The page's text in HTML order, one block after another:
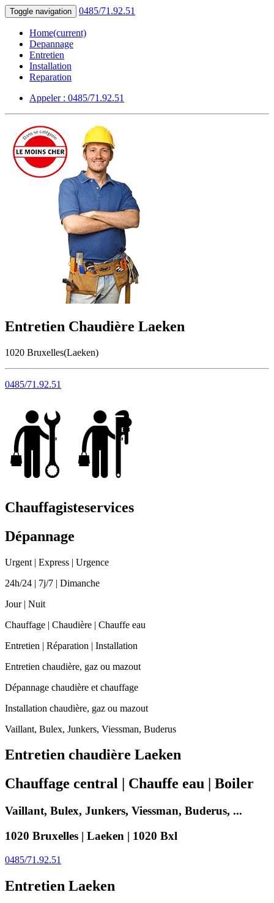
Toggle navigation 0485/71.92.51
Home(current)
Depannage
Entretien
Installation
Reparation
Appeler : 0485/71.92.51
Entretien Chaudière Laeken
1020 Bruxelles(Laeken)
0485/71.92.51
Chauffagisteservices
Dépannage
Urgent | Express | Urgence
24h/24 | 7j/7 | Dimanche
Jour | Nuit
Chauffage | Chaudière | Chauffe eau
Entretien | Réparation | Installation
Entretien chaudière, gaz ou mazout
Dépannage chaudière et chauffage
Installation chaudière, gaz ou mazout
Vaillant, Bulex, Junkers, Viessman, Buderus
Entretien chaudière Laeken
Chauffage central | Chauffe eau | Boiler
Vaillant, Bulex, Junkers, Viessman, Buderus, ...
1020 Bruxelles | Laeken | 1020 Bxl
0485/71.92.51
Entretien Laeken